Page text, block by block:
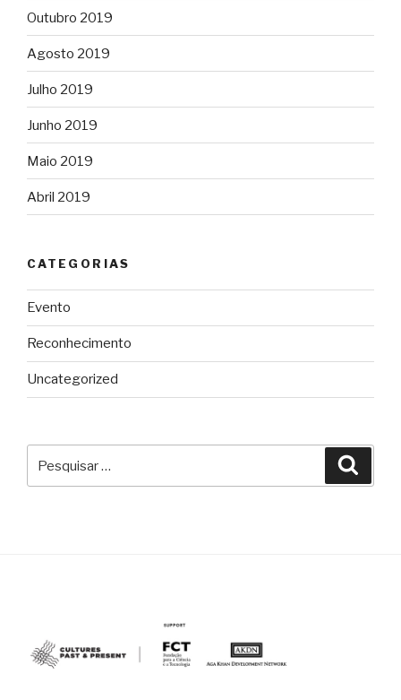
Outubro 2019
Agosto 2019
Julho 2019
Junho 2019
Maio 2019
Abril 2019
CATEGORIAS
Evento
Reconhecimento
Uncategorized
por: